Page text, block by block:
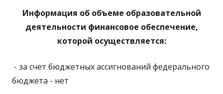
Информация об объеме образовательной
деятельности финансовое обеспечение,
которой осуществляется:
- за счет бюджетных ассигнований федерального
бюджета - нет